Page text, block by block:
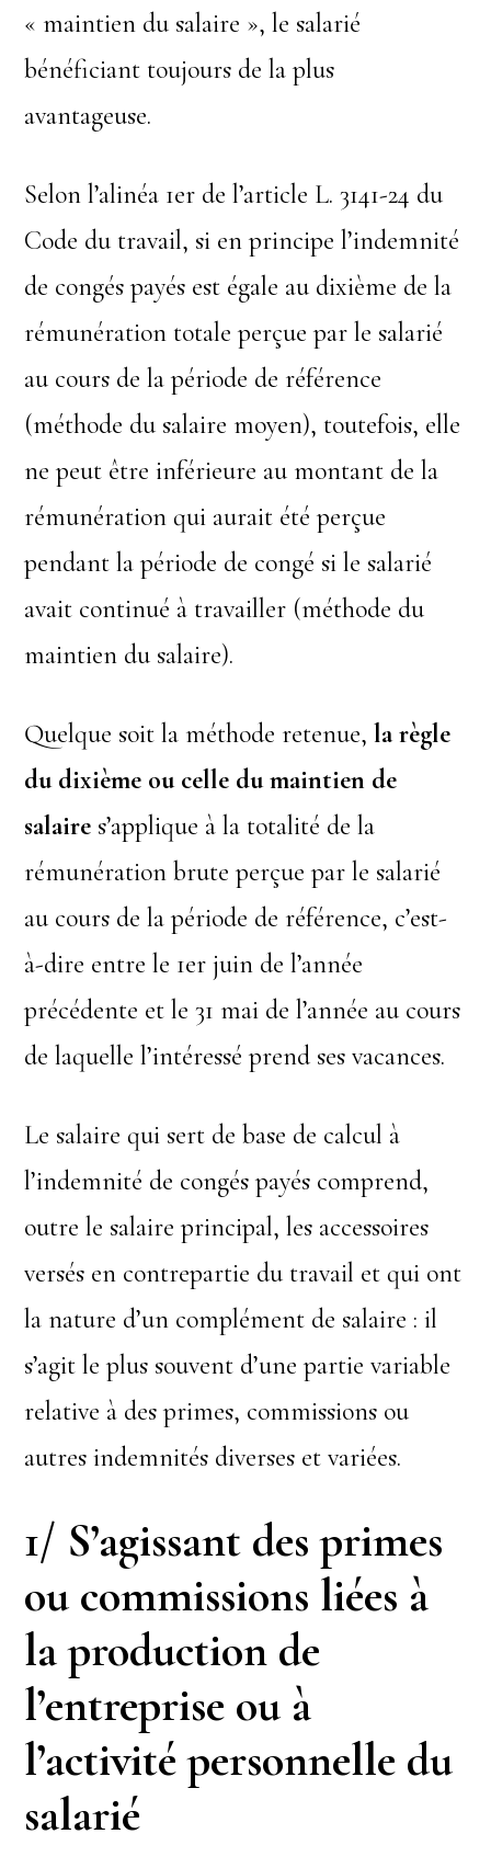
« maintien du salaire », le salarié
bénéficiant toujours de la plus
avantageuse.
Selon l’alinéa 1er de l’article L. 3141-24 du
Code du travail, si en principe l’indemnité
de congés payés est égale au dixième de la
rémunération totale perçue par le salarié
au cours de la période de référence
(méthode du salaire moyen), toutefois, elle
ne peut être inférieure au montant de la
rémunération qui aurait été perçue
pendant la période de congé si le salarié
avait continué à travailler (méthode du
maintien du salaire).
Quelque soit la méthode retenue,la règle
du dixième ou celle du maintien de
salaire s’applique à la totalité de la
rémunération brute perçue par le salarié
au cours de la période de référence, c’est-
à-dire entre le 1er juin de l’année
précédente et le 31 mai de l’année au cours
de laquelle l’intéressé prend ses vacances.
Le salaire qui sert de base de calcul à
l’indemnité de congés payés comprend,
outre le salaire principal, les accessoires
versés en contrepartie du travail et qui ont
la nature d’un complément de salaire : il
s’agit le plus souvent d’une partie variable
relative à des primes, commissions ou
autres indemnités diverses et variées.
1/ S’agissant des primes
ou commissions liées à
la production de
l’entreprise ou à
l’activité personnelle du
salarié